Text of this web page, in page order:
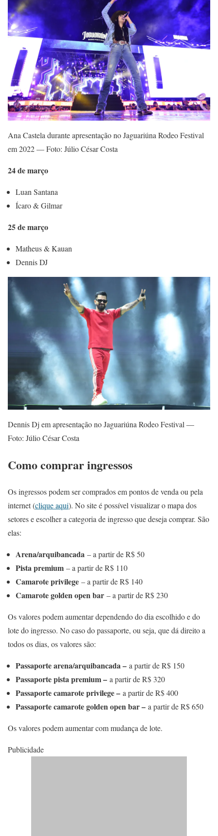
Ana Castela durante apresentação no Jaguariúna Rodeo Festival
em 2022 — Foto: Júlio César Costa
24 de março
Luan Santana
Ícaro & Gilmar
25 de março
Matheus & Kauan
Dennis DJ
Dennis Dj em apresentação no Jaguariúna Rodeo Festival —
Foto: Júlio César Costa
Como comprar ingressos
Os ingressos podem ser comprados em pontos de venda ou pela
internet (clique aqui). No site é possível visualizar o mapa dos
setores e escolher a categoria de ingresso que deseja comprar. São
elas:
Arena/arquibancada – a partir de R$ 50
Pista premium – a partir de R$ 110
Camarote privilege – a partir de R$ 140
Camarote golden open bar – a partir de R$ 230
Os valores podem aumentar dependendo do dia escolhido e do
lote do ingresso. No caso do passaporte, ou seja, que dá direito a
todos os dias, os valores são:
Passaporte arena/arquibancada – a partir de R$ 150
Passaporte pista premium – a partir de R$ 320
Passaporte camarote privilege – a partir de R$ 400
Passaporte camarote golden open bar – a partir de R$ 650
Os valores podem aumentar com mudança de lote.
Publicidade